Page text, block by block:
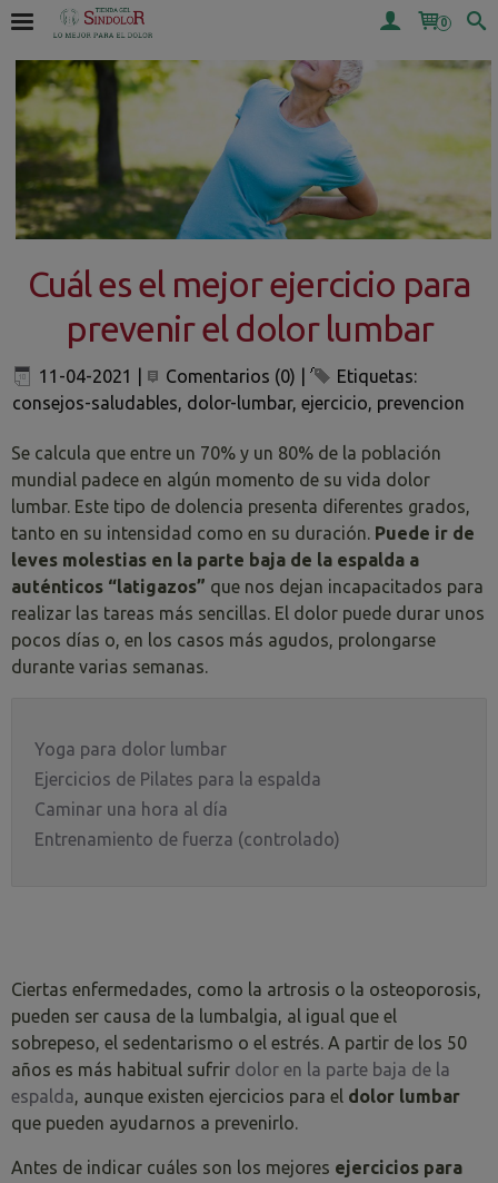
0
Cuál es el mejor ejercicio para
prevenir el dolor lumbar
11-04-2021 Comentarios (0)
Etiquetas:
consejos-saludables, dolor-lumbar, ejercicio, prevencion
Se calcula que entre un 70% y un 80% de la población
mundial padece en algún momento de su vida dolor
lumbar. Este tipo de dolencia presenta diferentes grados,
tanto en su intensidad como en su duración. Puede ir de
leves molestias en la parte baja de la espalda a
auténticos “latigazos” que nos dejan incapacitados para
realizar las tareas más sencillas. El dolor puede durar unos
pocos días o, en los casos más agudos, prolongarse
durante varias semanas.
Yoga para dolor lumbar
Ejercicios de Pilates para la espalda
Caminar una hora al día
Entrenamiento de fuerza (controlado)
Ciertas enfermedades, como la artrosis o la osteoporosis,
pueden ser causa de la lumbalgia, al igual que el
sobrepeso, el sedentarismo o el estrés. A partir de los 50
años es más habitual sufrir dolor en la parte baja de la
espalda, aunque existen ejercicios para el dolor lumbar
que pueden ayudarnos a prevenirlo.
Antes de indicar cuáles son los mejores ejercicios para